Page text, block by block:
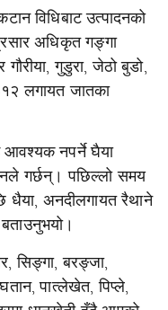
विधिबाट उत्पादनको
अधिकृत गङ्गा
गुडुरा, जेठो बुडो,
लगायत जातका
आवश्यक नपर्ने घैया
गर्छन्। पछिल्लो समय
धैया, अनदीलगायत रैथाने
सिङ्गा, बरङ्जा,
पात्लेखेत, पिप्ले,